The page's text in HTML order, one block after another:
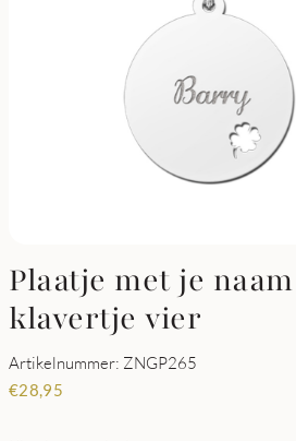
Plaatje met je
klavertje vier
Artikelnummer: ZNGP265
€28,95